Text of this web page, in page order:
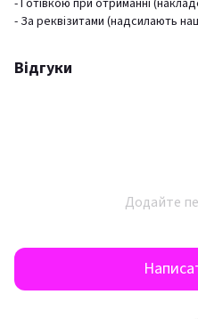
- За реквізитами (надсилають
Відгуки
Додайте